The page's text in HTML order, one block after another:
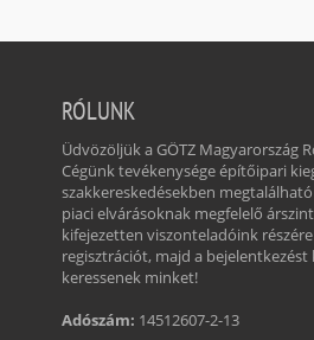
RÓLUNK
Üdvözöljük a GÖTZ Magyarország
Cégünk tevékenysége építőipari
szakkereskedésekben
piaci elvárásoknak megfelelő
kifejezetten viszonteladóink
regisztrációt, majd a
keressenek minket!
Adószám: 14512607-2-13